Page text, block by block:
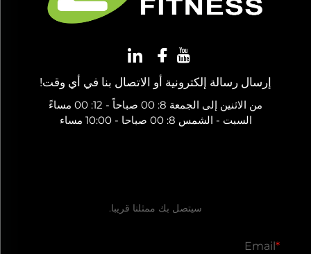
إرسال رسالة إلكترونية أو الاتصال بنا في أي وقت!
من الاثنين إلى الجمعة 8: 00 صباحاً - 12: 00 مساءً
السبت - الشمس 8: 00 صباحا - 10:00 مساء
سيتصل بك ممثلنا قريبا.
Email